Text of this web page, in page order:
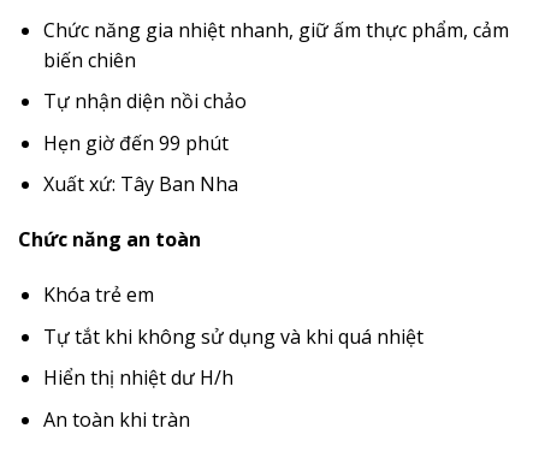
Chức năng gia nhiệt nhanh, giữ ấm thực phẩm, cảm
biến chiên
Tự nhận diện nồi chảo
Hẹn giờ đến 99 phút
Xuất xứ: Tây Ban Nha
Chức năng an toàn
Khóa trẻ em
Tự tắt khi không sử dụng và khi quá nhiệt
Hiển thị nhiệt dư H/h
An toàn khi tràn